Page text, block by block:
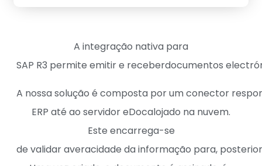
A integração nativa para
SAP R3 permite emitire receberdocumentos
A nossasolução é composta porumconector
ERP até ao servidoreDocalojado na nuvem.
Este encarrega-se
de validaraveracidade dainformação para,